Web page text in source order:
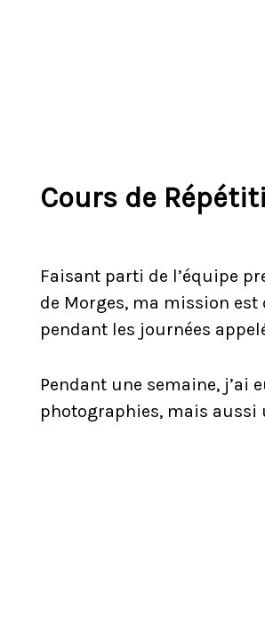
Cours de
Faisant parti de l’équipe
de Morges, ma mission
pendant les journées
Pendant une semaine, j’ai
photographies, mais aussi